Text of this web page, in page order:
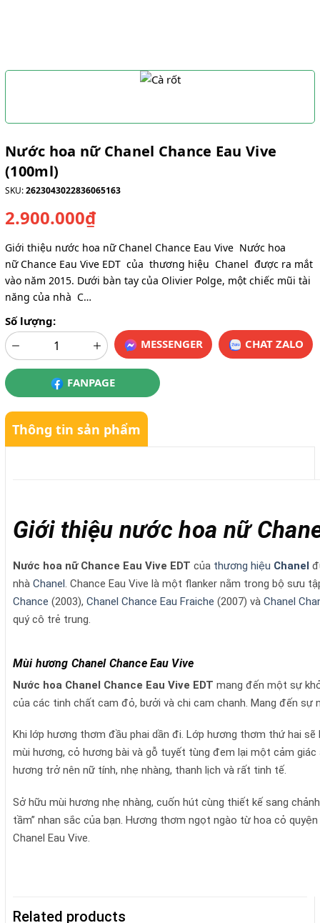
Nước hoa nữ Chanel Chance Eau Vive
(100ml)
SKU:2623043022836065163
2.900.000₫
Giới thiệu nước hoa nữ Chanel Chance Eau Vive Nước hoa
nữ Chance Eau Vive EDT của thương hiệu Chanel được ra mắt
vào năm 2015. Dưới bàn tay của Olivier Polge, một chiếc mũi tài
năng của nhà C…
Số lượng:
MESSENGER
CHAT ZALO
FANPAGE
Thông tin sản phẩm
Giới thiệu nước hoa nữ
Nước hoa nữ Chance Eau Vive EDT của thương hiệu Chanel
nhà Chanel. Chance Eau Vive là một flanker nằm trong bộ sưu
Chance (2003), Chanel Chance Eau Fraiche (2007) và Chanel
quý cô trẻ trung.
Mùi hương Chanel Chance Eau Vive
Nước hoa Chanel Chance Eau Vive EDT mang đến một sự
của các tinh chất cam đỏ, bưởi và chi cam chanh. Mang đến sự
Khi lớp hương thơm đầu phai dần đi. Lớp hương thơm thứ hai
mùi hương, cỏ hương bài và gỗ tuyết tùng đem lại một cảm
hương trở nên nữ tính, nhẹ nhàng, thanh lịch và rất tinh tế.
Sở hữu mùi hương nhẹ nhàng, cuốn hút cùng thiết kế sang
tầm” nhan sắc của bạn. Hương thơm ngọt ngào từ hoa cỏ
Chanel Eau Vive.
Related products